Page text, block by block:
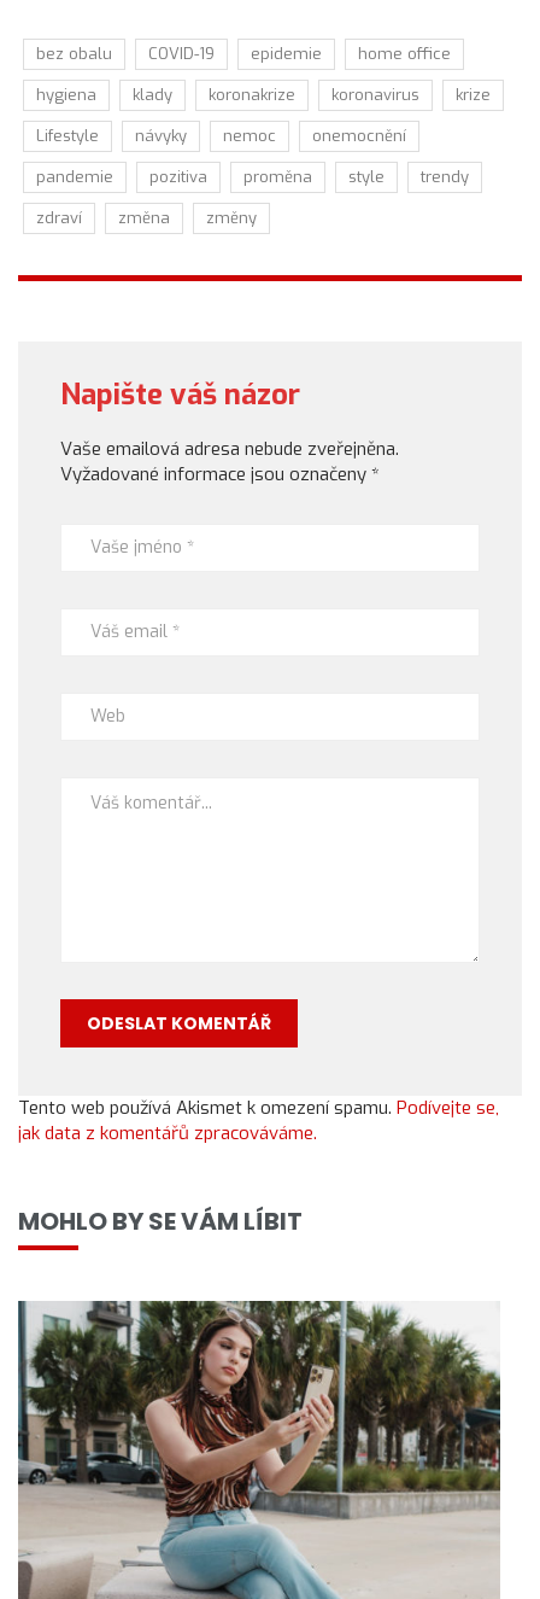
bez obalu COVID-19 epidemie
home office
hygiena
klady koronakrize koronavirus
krize
Lifestyle
návyky nemoc
onemocnění
pandemie
pozitiva proměna style
trendy
zdraví
změna změny
Napište váš názor
Vaše emailová adresa nebude zveřejněna.
Vyžadované informace jsou označeny *
Tento web používá Akismet k omezení spamu. Podívejte se,
jak data z komentářů zpracováváme.
MOHLO BY SE VÁM LÍBIT